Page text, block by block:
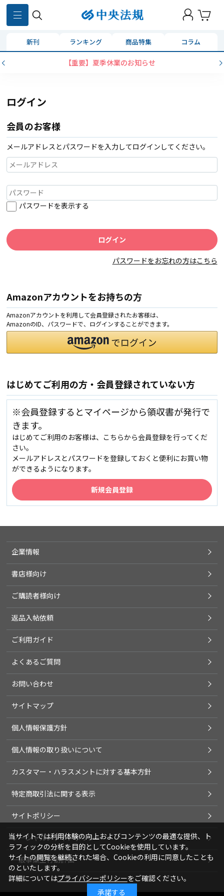
新刊 ランキング 商品特集 コラム
【重要】夏季休業のお知らせ
ログイン
会員のお客様
メールアドレスとパスワードを入力してログインしてください。
パスワードを表示する
パスワードをお忘れの方はこちら
Amazonアカウントをお持ちの方
Amazonアカウントを利用して会員登録されたお客様は、
AmazonのID、パスワードで、ログインすることができます。
はじめてご利用の方・会員登録されていない方
※会員登録するとマイページから領収書が発行で
きます。
はじめてご利用のお客様は、こちらから会員登録を行ってくだ
さい。
メールアドレスとパスワードを登録しておくと便利にお買い物
ができるようになります。
企業情報
書店様向け
ご購読者様向け
返品入帖依頼
ご利用ガイド
よくあるご質問
お問い合わせ
サイトマップ
個人情報保護方針
個人情報の取り扱いについて
カスタマー・ハラスメントに対する基本方針
特定商取引法に関する表示
サイトポリシー
ソーシャルメディアポリシー
一般事業主行動計画
当サイトでは利用体験の向上およびコンテンツの最適な提供、ト
ラフィックの分析を目的としてCookieを使用しています。
サイトの閲覧を継続された場合、Cookieの利用に同意したことも
のといたします。
詳細についてはプライバシーポリシーをご確認ください。
承諾する